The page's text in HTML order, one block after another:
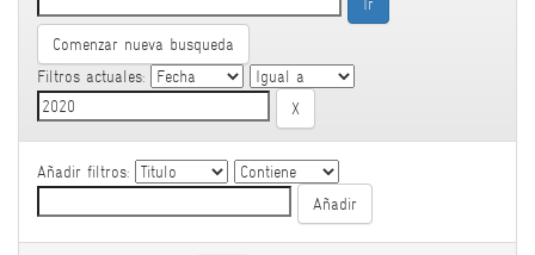
Comenzar nueva busqueda
Filtros actuales:
Añadir filtros: